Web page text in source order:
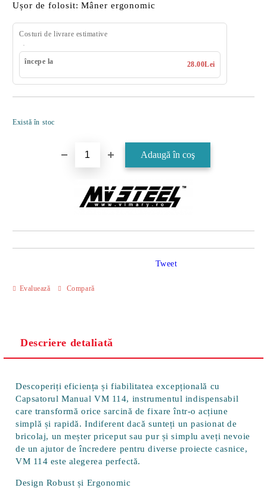
Ușor de folosit: Mâner ergonomic
Costuri de livrare estimative
începe la 28.00Lei
Există în stoc
Evaluează Compară
Tweet
Descriere detaliată
Descoperiți eficiența și fiabilitatea excepțională cu
Capsatorul Manual VM 114, instrumentul indispensabil
care transformă orice sarcină de fixare într-o acțiune
simplă și rapidă. Indiferent dacă sunteți un pasionat de
bricolaj, un meșter priceput sau pur și simplu aveți nevoie
de un ajutor de încredere pentru diverse proiecte casnice,
VM 114 este alegerea perfectă.
Design Robust și Ergonomic